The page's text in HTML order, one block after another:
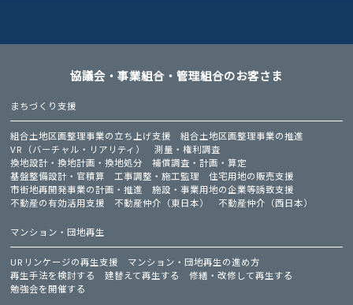
協議会・事業組合・管理組合のお客さま
まちづくり支援
組合土地区画整理事業の立ち上げ支援
組合土地区画整理事業の推進
VR（バーチャル・リアリティ）
測量・権利調査
換地設計・換地計画・換地処分
補償調査・計画・算定
基盤整備設計・官積算
工事調整・施工監理
住宅用地の販売支援
市街地再開発事業の計画・推進
施設・事業用地の企業等誘致支援
不動産の有効活用支援
不動産仲介（東日本） 不動産仲介（西日本）
マンション・団地再生
URリンケージの再生支援
マンション・団地再生の進め方
再生手法を検討する
建替えて再生する
修繕・改修して再生する
勉強会を開催する